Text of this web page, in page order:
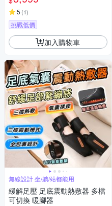
5 (1)
挑戰低價
加入購物車
無線設計 坐/躺/站都能用
緩解足壓 足底震動熱敷器 多檔
可切換 暖腳器